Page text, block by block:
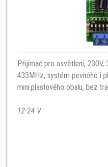
Přijímač pro osvětlení, 230V,
433MHz, systém pevného i
mini.plastového obalu, bez
12-24 V